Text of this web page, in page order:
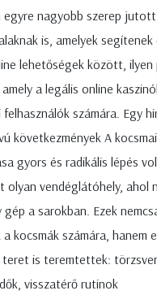
egyre nagyobb szerep
is, amelyek
lehetőségek között, ilyen
a legális online
számára. Egy
következmények A kocsmai
gyors és radikális lépés
olyan vendéglátóhely, ahol
a sarokban. Ezek
kocsmák számára, hanem
is teremtettek:
visszatérő rutinok